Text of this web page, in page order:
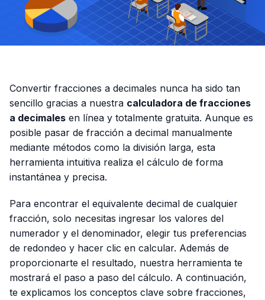
Convertir fracciones a decimales nunca ha sido tan
sencillo gracias a nuestra calculadora de fracciones
a decimales en línea y totalmente gratuita. Aunque es
posible pasar de fracción a decimal manualmente
mediante métodos como la división larga, esta
herramienta intuitiva realiza el cálculo de forma
instantánea y precisa.
Para encontrar el equivalente decimal de cualquier
fracción, solo necesitas ingresar los valores del
numerador y el denominador, elegir tus preferencias
de redondeo y hacer clic en calcular. Además de
proporcionarte el resultado, nuestra herramienta te
mostrará el paso a paso del cálculo. A continuación,
te explicamos los conceptos clave sobre fracciones,